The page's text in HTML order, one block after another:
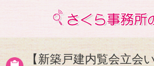
【新築戸建内覧会立